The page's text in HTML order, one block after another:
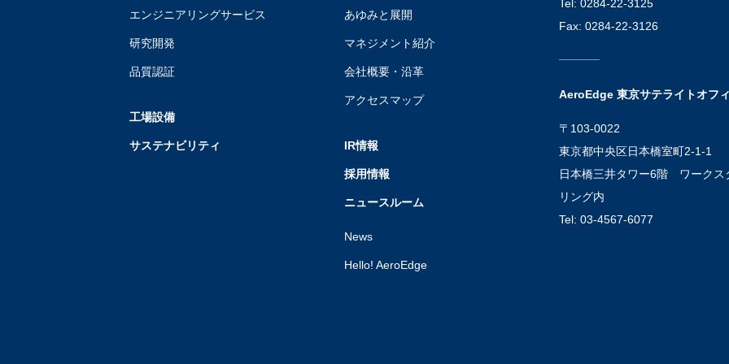
エンジニアリングサービス
研究開発
品質認証
工場設備
サステナビリティ
あゆみと展開
マネジメント紹介
会社概要・沿革
アクセスマップ
IR情報
採用情報
ニュースルーム
News
Hello! AeroEdge
Tel: 0284-22-3125
Fax: 0284-22-3126
AeroEdge 東京サテライトオフ
〒103-0022
東京都中央区日本橋室町2-1-1
日本橋三井タワー6階 ワークス
リング内
Tel: 03-4567-6077